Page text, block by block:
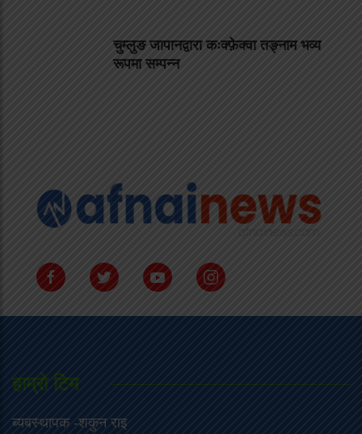
चुम्लुङ जापानद्वारा कःक्फ़ेक्वा तङ्नाम भव्य
रूपमा सम्पन्न
हाम्राे टिम
ब्यबस्थापक -शकुन राइ